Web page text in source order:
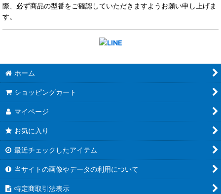
際、必ず商品の型番をご確認していただきますようお願い申し上げま
す。
ホーム
ショッピングカート
マイページ
お気に入り
最近チェックしたアイテム
当サイトの画像やデータの利用について
特定商取引法表示